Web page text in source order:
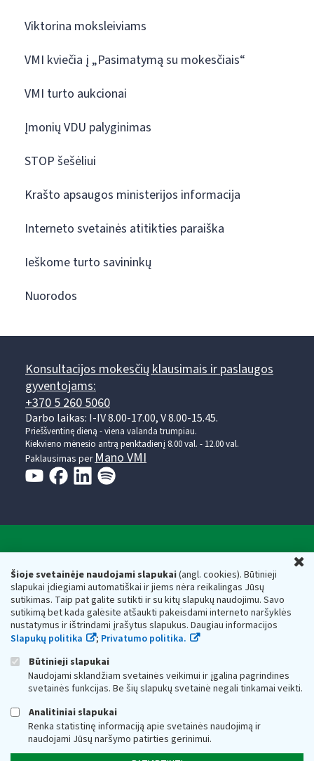
Šioje svetainėje naudojami slapukai(angl. cookies). Būtinieji
slapukai įdiegiami automatiškai ir jiems nėra reikalingas Jūsų
sutikimas. Taip pat galite sutikti ir su kitų slapukų naudojimu. Savo
sutikimą bet kada galėsite atšaukti pakeisdami interneto naršyklės
nustatymus ir ištrindami įrašytus slapukus. Daugiau informacijos
Slapukų politika
; Privatumo politika.
Būtinieji slapukai
Naudojami sklandžiam svetainės veikimui ir įgalina pagrindines
svetainės funkcijas. Be šių slapukų svetainė negali tinkamai veikti.
Analitiniai slapukai
Renka statistinę informaciją apie svetainės naudojimą ir
naudojami Jūsų naršymo patirties gerinimui.
Viktorina moksleiviams
VMI kviečia į „Pasimatymą su mokesčiais“
VMI turto aukcionai
Įmonių VDU palyginimas
STOP šešėliui
Krašto apsaugos ministerijos informacija
Interneto svetainės atitikties paraiška
Ieškome turto savininkų
Nuorodos
Konsultacijos mokesčių klausimais ir paslaugos
gyventojams:
+370 5 260 5060
Darbo laikas: I-IV 8.00-17.00, V 8.00-15.45.
Prieššventinę dieną - viena valanda trumpiau.
Kiekvieno mėnesio antrą penktadienį 8.00 val. - 12.00 val.
Paklausimas per Mano VMI
Respublikos finansų ministerijos
Biudžetinė įstaiga. Juridinio asmens kodas — 188659752,
adresas: Vasario 16-osios g. 14, 01107 Vilnius, Lietuva, el.paštas:
vmi@vmi.lt, E. pristatymo dėžutės adresas 188659752
Duomenys apie Valstybinę mokesčių inspekciją prie Lietuvos
Respublikos finansų ministerijos kaupiami ir saugomi Juridinių